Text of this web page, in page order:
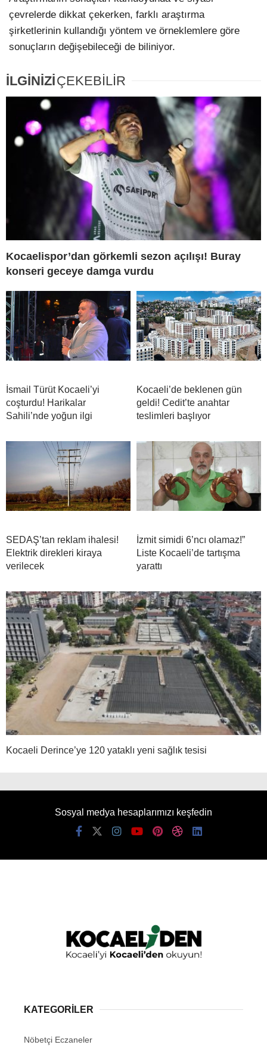
çevrelerde dikkat çekerken, farklı araştırma
şirketlerinin kullandığı yöntem ve örneklemlere göre
sonuçların değişebileceği de biliniyor.
İLGİNİZİÇEKEBİLİR
Kocaelispor’dan görkemli sezon açılışı! Buray
konseri geceye damga vurdu
İsmail Türüt Kocaeli’yi
coşturdu! Harikalar
Sahili’nde yoğun ilgi
Kocaeli’de beklenen gün
geldi! Cedit’te anahtar
teslimleri başlıyor
SEDAŞ’tan reklam ihalesi!
Elektrik direkleri kiraya
verilecek
İzmit simidi 6’ncı olamaz!”
Liste Kocaeli’de tartışma
yarattı
Kocaeli Derince’ye 120 yataklı yeni sağlık tesisi
Sosyal medya hesaplarımızı keşfedin
KATEGORİLER
Nöbetçi Eczaneler